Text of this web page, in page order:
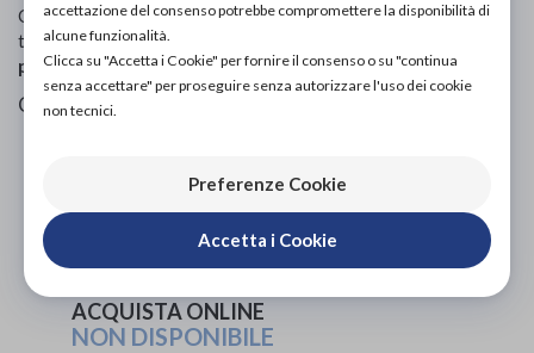
Codice OTGP:ECOHZ19867| Codice Nomenclatore
tariffario:06.33.03
plantari »Scarpe ortopediche»Per uomo
CALZATURA ORTOPEDICA
130,00€
PROVA E NOLEGGIA IN NEGOZIO
NON DISPONIBILE
ACQUISTA ONLINE
NON DISPONIBILE
accettazione del consenso potrebbe compromettere la disponibilità di
alcune funzionalità.
Clicca su "Accetta i Cookie" per fornire il consenso o su "continua
senza accettare" per proseguire senza autorizzare l'uso dei cookie
non tecnici.
Preferenze Cookie
Accetta i Cookie